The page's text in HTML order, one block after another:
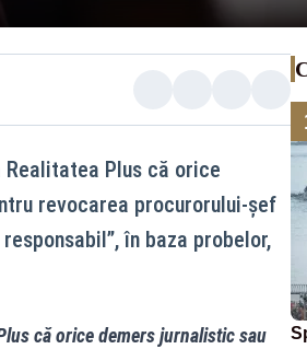
Plus că orice
revocarea procurorului-șef
în baza probelor,
că orice demers jurnalistic sau